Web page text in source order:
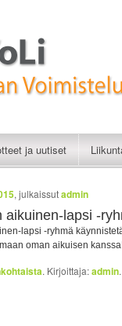
Joutsan
sisältöön
ja uutiset
aikuinen-lapsi -
, julkaissutadmin
lapsi -ryhmä
oman aikuisen
. Kirjoittaja:admin